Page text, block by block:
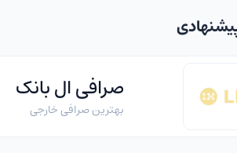
صرافی ال بانک
بهترین صرافی خارجی